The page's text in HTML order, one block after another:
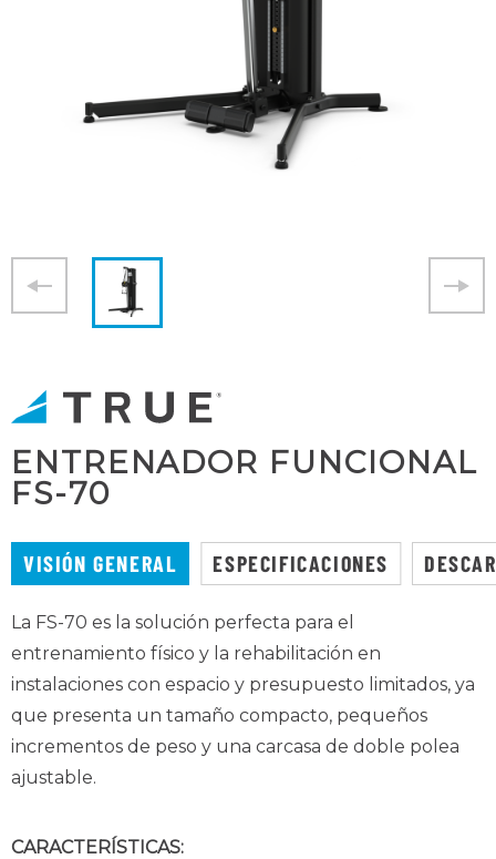
ENTRENADOR FUNCIONAL
FS-70
VISIÓN GENERAL ESPECIFICACIONES
La FS-70 es la solución perfecta para el
entrenamiento físico y la rehabilitación en
instalaciones con espacio y presupuesto limitados, ya
que presenta un tamaño compacto, pequeños
incrementos de peso y una carcasa de doble polea
ajustable.
CARACTERÍSTICAS: